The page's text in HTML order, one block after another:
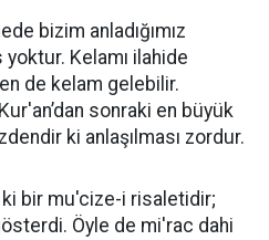
bizim anladığımız
Kelamı ilahide
de kelam gelebilir.
sonraki en büyük
ki anlaşılması zordur.
ki bir mu'cize-i risaletidir;
Öyle de mi'rac dahi